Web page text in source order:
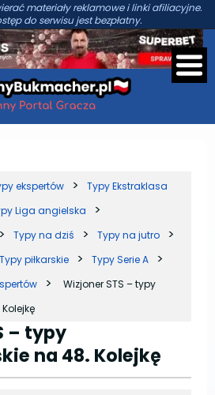
materiały reklamowe i linki afiliacyjne.
do serwisu jest bezpłatny.
ekspertów
Typy Ekstraklasa
Liga angielska
Typy na dziś
Typy na jutro
Typy piłkarskie
Typy Serie A
Wizjoner STS – typy
– typy
na 48. Kolejkę